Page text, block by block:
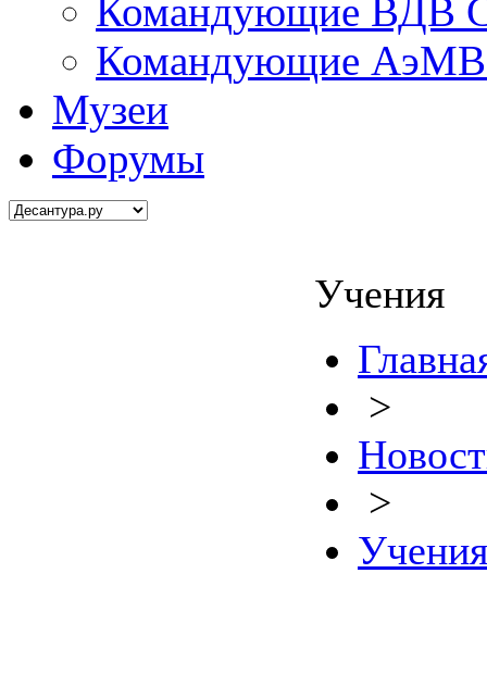
Командующие ВДВ
Командующие АэМВ
Музеи
Форумы
Учения
>
>
Учения